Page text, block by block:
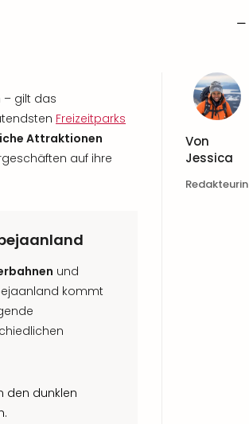
– gilt das
Freizeitparks
Attraktionen
auf ihre
und
kommt
den dunklen
Von
Jessica
Redakteurin